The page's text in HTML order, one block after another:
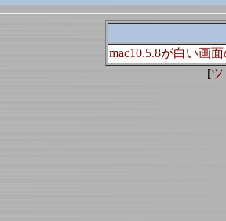
mac10.5.8が白い画
[